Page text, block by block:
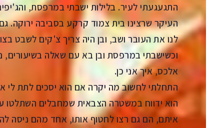
התגעגעתי לעיר. בלילות ישבתי במרפסת,
העיקר שרצינו בית צמוד קרקע בסביבה ירוקה.
לנו את העובר ושב, ובן היה צריך צ'קים לשבט
וכשישבתי במרפסת ובן בא עם שאלה בשיעורים,
אלכס, איך אני כן.
התחלתי לחשוב מה יקרה אם הוא יסכים לתת לי
הוא ידווח במשטרה הצבאית שמחבלים השתלטו
איתם, הם גם רצו לחטוף אותו, אחד מהם ניסה